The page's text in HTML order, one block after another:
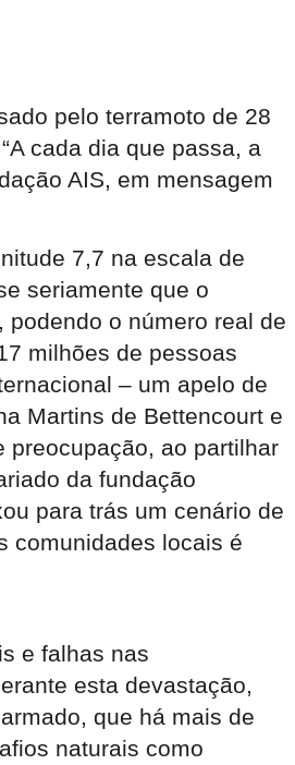
pelo terramoto de 28
cada dia que passa, a
AIS, em mensagem
7,7 na escala de
seriamente que o
o número real de
milhões de pessoas
– um apelo de
Martins de Bettencourt e
preocupação, ao partilhar
da fundação
para trás um cenário de
comunidades locais é
e falhas nas
esta devastação,
que há mais de
naturais como